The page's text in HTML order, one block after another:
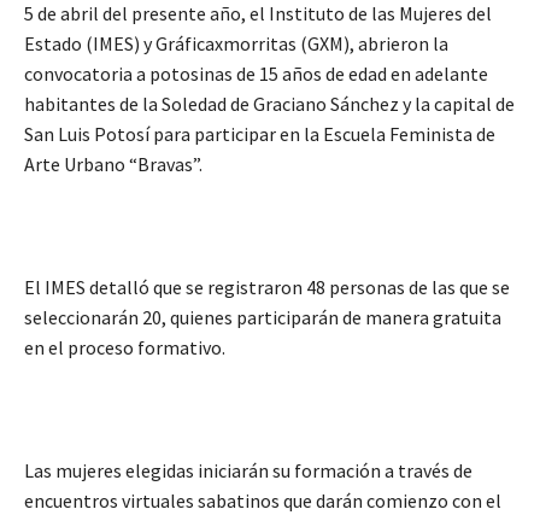
5 de abril del presente año, el Instituto de las Mujeres del
Estado (IMES) y Gráficaxmorritas (GXM), abrieron la
convocatoria a potosinas de 15 años de edad en adelante
habitantes de la Soledad de Graciano Sánchez y la capital de
San Luis Potosí para participar en la Escuela Feminista de
Arte Urbano “Bravas”.
El IMES detalló que se registraron 48 personas de las que se
seleccionarán 20, quienes participarán de manera gratuita
en el proceso formativo.
Las mujeres elegidas iniciarán su formación a través de
encuentros virtuales sabatinos que darán comienzo con el